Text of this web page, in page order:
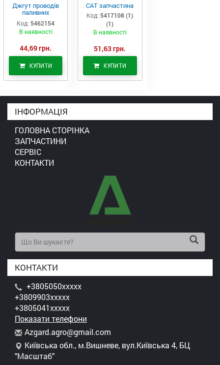
Джгут проводів
паливних
форсунок CAT
C7/C9 (546-2154)
Код: 5462154
В наявності
44,69 грн.
КУПИТИ
САТ запчастина
Код: 5417108 (1)
(1)
В наявності
51,63 грн.
КУПИТИ
ІНФОРМАЦІЯ
ГОЛОВНА СТОРІНКА
ЗАПЧАСТИНИ
СЕРВІС
КОНТАКТИ
КОНТАКТИ
+3805050xxxxx
+3809903xxxxx
+3805041xxxxx
Показати телефони
Azgard.agro@gmail.com
Київська обл., м.Вишневе, вул.Київська 4, БЦ
"Масштаб"